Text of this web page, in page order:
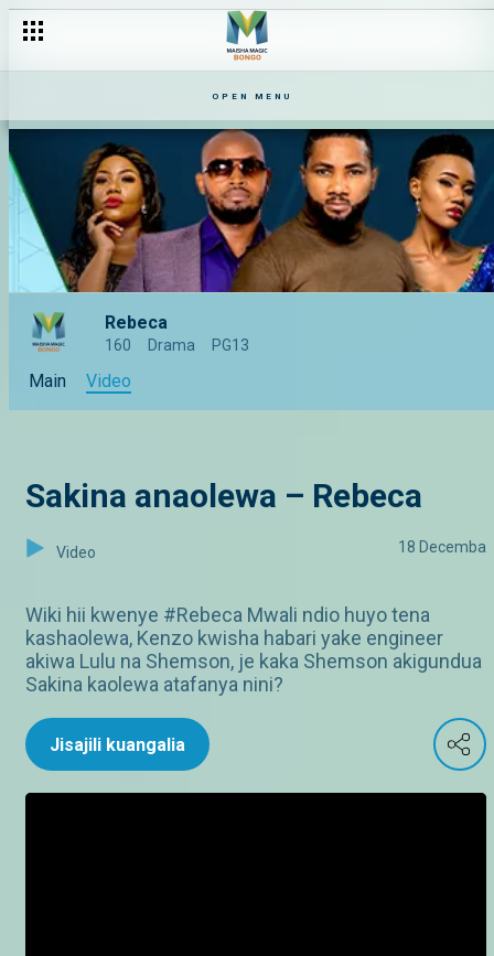
OPEN MENU
Rebeca
160 Drama PG13
Main Video
Sakina anaolewa – Rebeca
Video 18 Decemba
Wiki hii kwenye #Rebeca Mwali ndio huyo tena
kashaolewa, Kenzo kwisha habari yake engineer
akiwa Lulu na Shemson, je kaka Shemson akigundua
Sakina kaolewa atafanya nini?
Jisajili kuangalia